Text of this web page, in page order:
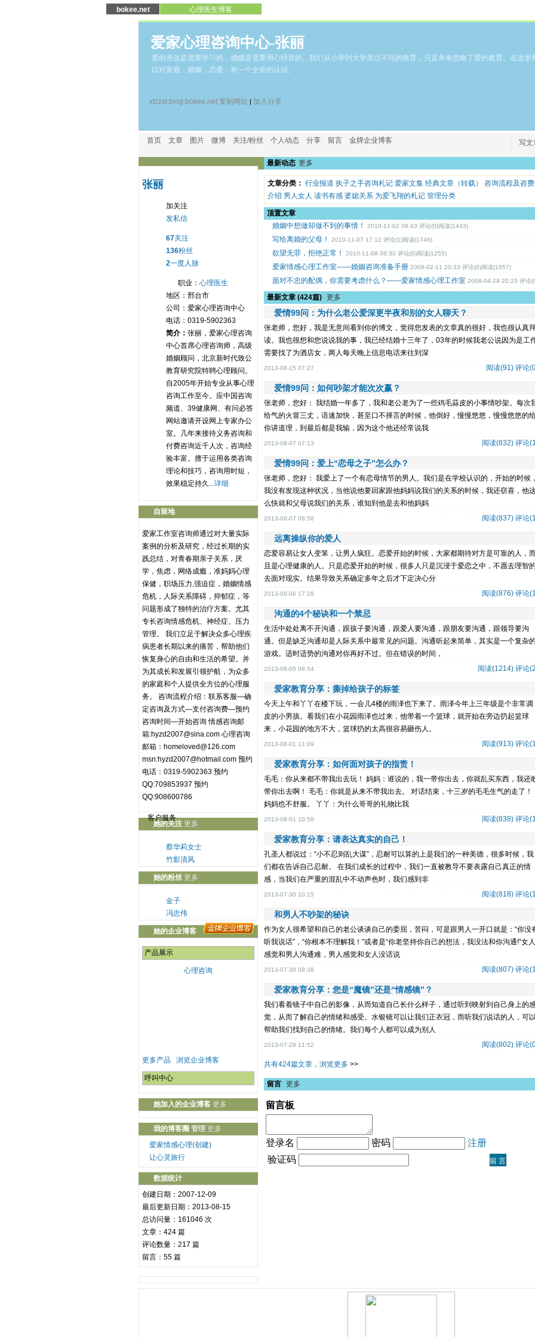
bokee.net 心理医生博客
爱家心理咨询中心-张丽
爱的表达是需要学习的，婚姻是需要用心经营的。我们从小学到大学受过不同的教育，只是单单忽略了爱的教育。在这里
以对家庭，婚姻，恋爱，有一个全新的认识。
xtzzxl.blog.bokee.net 复制网址 | 加入分享
写文
首页 文章 图片 微博 关注/粉丝 个人动态 分享 留言 金牌企业博客
张丽
加关注
发私信
67关注
136粉丝
2一度人脉
职业： 心理医生
地区：邢台市
公司：爱家心理咨询中心
电话：0319-5902363
简介： 张丽，爱家心理咨询
中心首席心理咨询师，高级
婚姻顾问，北京新时代致公
教育研究院特聘心理顾问。
自2005年开始专业从事心理
咨询工作至今。应中国咨询
频道、39健康网、有问必答
网站邀请开设网上专家办公
室。几年来接待义务咨询和
付费咨询近千人次，咨询经
验丰富。擅于运用各类咨询
理论和技巧，咨询用时短，
效果稳定持久...详细
自留地
爱家工作室咨询师通过对大量实际
案例的分析及研究，经过长期的实
践总结，对青春期亲子关系，厌
学，焦虑，网络成瘾，准妈妈心理
保健，职场压力,强迫症，婚姻情感
危机，人际关系障碍，抑郁症，等
问题形成了独特的治疗方案。尤其
专长咨询情感危机、神经症、压力
管理。 我们立足于解决众多心理疾
病患者长期以来的痛苦，帮助他们
恢复身心的自由和生活的希望。并
为其成长和发展引领护航，为众多
的家庭和个人提供全方位的心理服
务。 咨询流程介绍：联系客服—确
定咨询及方式—支付咨询费—预约
咨询时间—开始咨询 情感咨询邮
箱:hyzd2007@sina.com 心理咨询
邮箱：homeloved@126.com
msn:hyzd2007@hotmail.com 预约
电话：0319-5902363 预约
QQ:709853937 预约
QQ:908600786
客户服务
她的关注 更多
蔡华莉女士
竹影清风
李代峰
刘小姐
张文武
张智川
张枭鸿
Martin
她的粉丝 更多
金子
冯忠伟
雅馨
翟庆金
张娜
益用太阳能
她的企业博客
产品展示
心理咨询
心理咨询
婚姻咨询
更多产品 浏览企业博客
呼叫中心
她加入的企业博客 更多
我的博客圈 管理 更多
爱家情感心理(创建)
让心灵旅行
数据统计
创建日期：2007-12-09
最后更新日期： 2013-08-15
总访问量：161046 次
文章：424 篇
评论数量：217 篇
留言：55 篇
最新动态 更多
文章分类： 行业报道 执子之手咨询札记 爱家文集 经典文章（转载）
咨询流程及咨费
介绍 男人女人 读书有感 婆媳关系 为爱飞翔的札记 管理分类
顶置文章
婚姻中想做却做不到的事情！
2010-11-02 08:43 评论(0)阅读(1443)
写给离婚的父母！ 2010-11-07 17:12 评论(1)阅读(1746)
欲望无罪，拒绝正常！ 2010-11-08 08:30 评论(0)阅读(1255)
爱家情感心理工作室——婚姻咨询准备手册 2008-02-11 20:33 评论(0)阅读(1957)
面对不忠的配偶，你需要考虑什么？——爱家情感心理工作室 2008-04-29 20:23 评论
阅读(1749)
最新文章 (424篇) 更多
爱情99问：为什么老公爱深更半夜和别的女人聊天？
张老师，您好，我是无意间看到你的博文，觉得您发表的文章真的很好，我也很认真
读。我也很想和您说说我的事，我已经结婚十三年了，03年的时候我老公说因为是工
需要找了为酒店女，两人每天晚上信息电话来往到深
阅读(91) 评论
2013-08-15 07:27
爱情99问：如何吵架才能次次赢？
张老师，您好： 我结婚一年多了，我和老公老为了一些鸡毛蒜皮的小事情吵架。每次
给气的火冒三丈，语速加快，甚至口不择言的时候，他倒好，慢慢悠悠，慢慢悠悠的
你讲道理，到最后都是我输，因为这个他还经常说我
阅读(832) 评论
2013-08-07 07:13
爱情99问：爱上“恋母之子”怎么办？
张老师，您好： 我爱上了一个有恋母情节的男人。我们是在学校认识的，开始的时候，
我没有发现这种状况，当他说他要回家跟他妈妈说我们的关系的时候，我还窃喜，他
么快就和父母说我们的关系，谁知到他是去和他妈妈
阅读(837) 评论
2013-08-07 06:56
远离操纵你的爱人
恋爱容易让女人变笨，让男人疯狂。恋爱开始的时候，大家都期待对方是可靠的人，
且是心理健康的人。只是恋爱开始的时候，很多人只是沉浸于爱恋之中，不愿去理智的
去面对现实。结果导致关系确定多年之后才下定决心分
阅读(876) 评论
2013-08-06 17:28
沟通的4个秘诀和一个禁忌
生活中处处离不开沟通，跟孩子要沟通，跟爱人要沟通，跟朋友要沟通，跟领导要沟
通。但是缺乏沟通却是人际关系中最常见的问题。沟通听起来简单，其实是一个复杂的
游戏。适时适势的沟通对你再好不过。但在错误的时间，
阅读(1214) 评论
2013-08-05 08:54
爱家教育分享：撕掉给孩子的标签
今天上午和丫丫在楼下玩，一会儿4楼的雨泽也下来了。雨泽今年上三年级是个非常调
皮的小男孩。看我们在小花园雨泽也过来，他带着一个篮球，就开始在旁边扔起篮球
来，小花园的地方不大，篮球扔的太高很容易砸伤人。
阅读(913) 评论
2013-08-01 11:09
爱家教育分享：如何面对孩子的指责！
毛毛：你从来都不带我出去玩！ 妈妈：谁说的，我一带你出去，你就乱买东西，我还
带你出去啊！ 毛毛：你就是从来不带我出去。 对话结束，十三岁的毛毛生气的走了！
妈妈也不舒服。 丫丫：为什么哥哥的礼物比我
阅读(838) 评论
2013-08-01 10:58
爱家教育分享：请表达真实的自己！
孔圣人都说过：“小不忍则乱大谋”，忍耐可以算的上是我们的一种美德，很多时候，我
们都在告诉自己忍耐。 在我们成长的过程中，我们一直被教导不要表露自己真正的情
感，当我们在严重的混乱中不动声色时，我们感到非
阅读(818) 评论
2013-07-30 10:15
和男人不吵架的秘诀
作为女人很希望和自己的老公谈谈自己的委屈，苦闷，可是跟男人一开口就是：“你没
听我说话”，“你根本不理解我！”或者是“你老坚持你自己的想法，我没法和你沟通!”女人
感觉和男人沟通难，男人感觉和女人没话说
阅读(807) 评论
2013-07-30 09:38
爱家教育分享：您是“魔镜”还是“情感镜”？
我们看着镜子中自己的影像，从而知道自己长什么样子，通过听到映射到自己身上的
觉，从而了解自己的情绪和感受。水银镜可以让我们正衣冠，而听我们说话的人，可以
帮助我们找到自己的情绪。我们每个人都可以成为别人
阅读(802) 评论
2013-07-29 11:52
共有424篇文章，浏览更多 >>
留言 更多
留言板
登录名 密码
注册
验证码
留 言